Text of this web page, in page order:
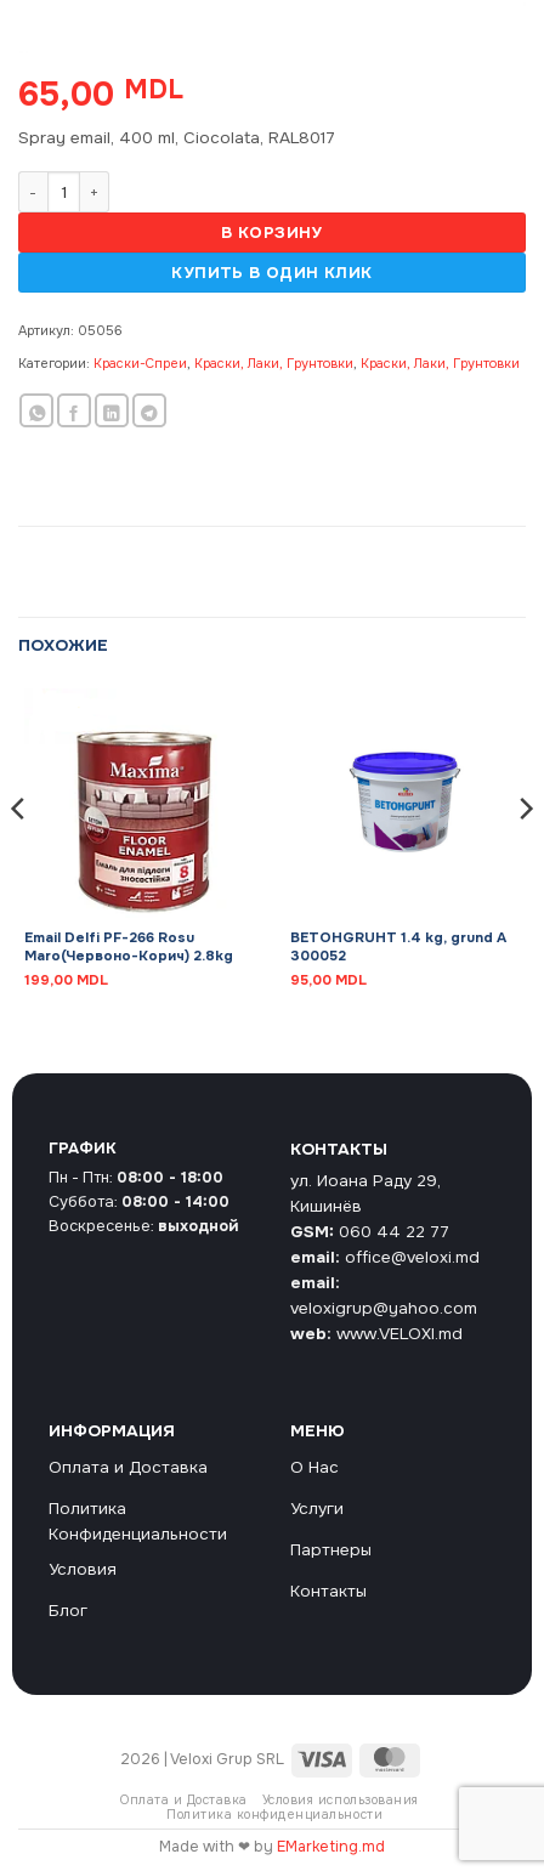
65,00 MDL
Spray email, 400 ml, Ciocolata, RAL8017
В КОРЗИНУ
Артикул: 05056
Категории: Краски-Спреи, Краски, Лаки, Грунтовки, Краски, Лаки, Грунтовки
ПОХОЖИЕ
Email Delfi PF-266 Rosu
Maro(Червоно-Корич) 2.8kg
199,00 MDL
BETOHGRUHT 1.4 kg, grund A
300052
95,00 MDL
КОНТАКТЫ
ул. Иоана Раду 29,
Кишинёв
GSM: 060 44 22 77
email: office@veloxi.md
email:
veloxigrup@yahoo.com
web: www.VELOXI.md
ИНФОРМАЦИЯ
Оплата и Доставка
Политика
Конфиденциальности
Условия
Блог
МЕНЮ
О Нас
Услуги
Партнеры
Контакты
ГРАФИК
Пн - Птн: 08:00 - 18:00
Суббота: 08:00 - 14:00
Воскресенье: выходной
2026 | Veloxi Grup SRL Visa
Оплата и Доставка
Условия использования
Политика конфиденциальности
Made with ❤ by EMarketing.md